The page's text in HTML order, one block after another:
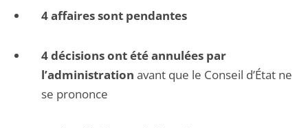
4 affaires sont pendantes
4 décisions ont été annulées par
l’administration avant que le Conseil d’État ne
se prononce